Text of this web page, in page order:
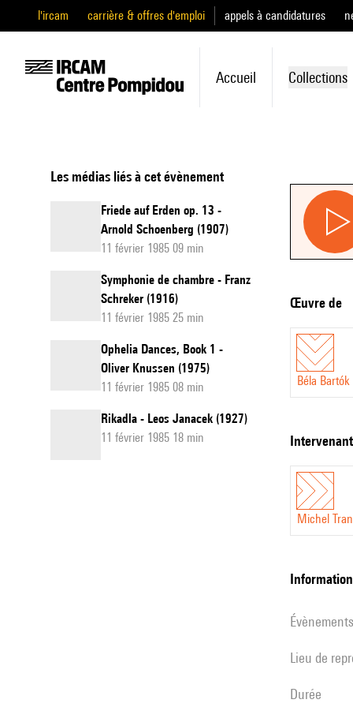
l'ircam carrière & offres d'emploi appels à candidatures
Accueil Collections
Les médias liés à cet évènement
Friede auf Erden op. 13 -
Arnold Schoenberg (1907)
11 février 1985 09 min
Symphonie de chambre - Franz
Schreker (1916)
11 février 1985 25 min
Ophelia Dances, Book 1 -
Oliver Knussen (1975)
11 février 1985 08 min
Rikadla - Leos Janacek (1927)
11 février 1985 18 min
Œuvre de
Béla Bartók
Michel
évènements
Lieu de
durée